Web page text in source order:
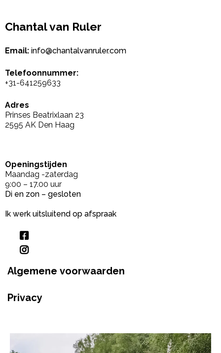
Chantal van Ruler
Email: info@chantalvanruler.com
Telefoonnummer:
+31-641259633
Adres
Prinses Beatrixlaan 23
2595 AK Den Haag
Openingstijden
Maandag -zaterdag
9:00 – 17.00 uur
Di en zon – gesloten
Ik werk uitsluitend op afspraak
Algemene voorwaarden
Privacy